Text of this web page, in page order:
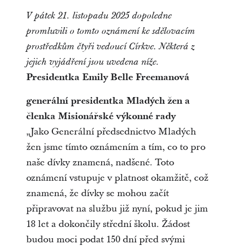
V pátek 21. listopadu 2025 dopoledne
promluvili o tomto oznámení ke sdělovacím
prostředkům čtyři vedoucí Církve. Některá z
jejich vyjádření jsou uvedena níže.
Presidentka Emily Belle Freemanová
generální presidentka Mladých žen a
členka Misionářské výkonné rady
„Jako Generální předsednictvo Mladých
žen jsme tímto oznámením a tím, co to pro
naše dívky znamená, nadšené. Toto
oznámení vstupuje v platnost okamžitě, což
znamená, že dívky se mohou začít
připravovat na službu již nyní, pokud je jim
18 let a dokončily střední školu. Žádost
budou moci podat 150 dní před svými